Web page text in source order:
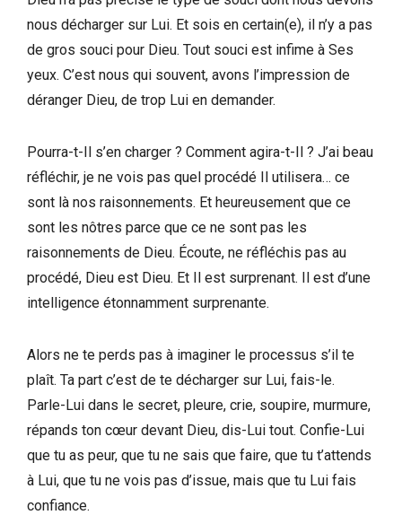
nous décharger sur Lui. Et sois en certain(e), il n’y a pas
de gros souci pour Dieu. Tout souci est infime à Ses
yeux. C’est nous qui souvent, avons l’impression de
déranger Dieu, de trop Lui en demander.
Pourra-t-Il s’en charger ? Comment agira-t-Il ? J’ai beau
réfléchir, je ne vois pas quel procédé Il utilisera… ce
sont là nos raisonnements. Et heureusement que ce
sont les nôtres parce que ce ne sont pas les
raisonnements de Dieu. Écoute, ne réfléchis pas au
procédé, Dieu est Dieu. Et Il est surprenant. Il est d’une
intelligence étonnamment surprenante.
Alors ne te perds pas à imaginer le processus s’il te
plaît. Ta part c’est de te décharger sur Lui, fais-le.
Parle-Lui dans le secret, pleure, crie, soupire, murmure,
répands ton cœur devant Dieu, dis-Lui tout. Confie-Lui
que tu as peur, que tu ne sais que faire, que tu t’attends
à Lui, que tu ne vois pas d’issue, mais que tu Lui fais
confiance.